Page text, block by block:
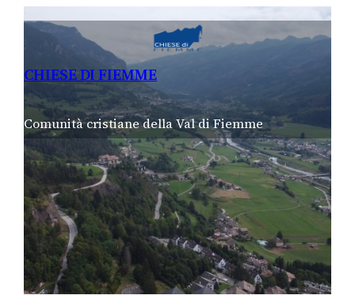
CHIESE DI FIEMME
Comunità cristiane della Val di Fiemme